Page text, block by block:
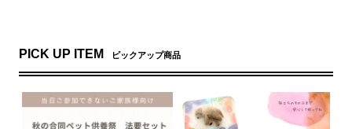
PICK UP ITEM ピックアップ商品